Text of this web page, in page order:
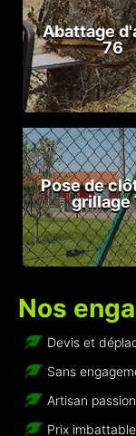
Abattage
76
Pose de
grillage
Nos
Devis et
Sans
Artisan
Prix imbattable